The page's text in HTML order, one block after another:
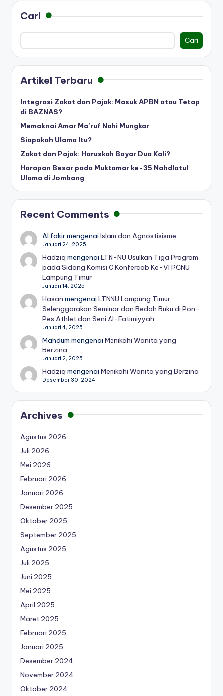
Cari
Cari
Artikel Terbaru
Integrasi Zakat dan Pajak: Masuk APBN atau Tetap
di BAZNAS?
Memaknai Amar Ma’ruf Nahi Mungkar
Siapakah Ulama Itu?
Zakat dan Pajak: Haruskah Bayar Dua Kali?
Harapan Besar pada Muktamar ke-35 Nahdlatul
Ulama di Jombang
Recent Comments
Al fakirmengenaiIslam dan Agnostisisme
Januari 24, 2025
Hadziq mengenaiLTN-NU Usulkan Tiga Program
pada Sidang Komisi C Konfercab Ke-VI PCNU
Lampung Timur
Januari 14, 2025
Hasan mengenaiLTNNU Lampung Timur
Selenggarakan Seminar dan Bedah Buku di Pon-
Pes Athlet dan Seni Al-Fatimiyyah
Januari 4, 2025
Mahdum mengenaiMenikahi Wanita yang
Berzina
Januari 2, 2025
Hadziq mengenaiMenikahi Wanita yang Berzina
Desember 30, 2024
Archives
Agustus 2026
Juli 2026
Mei 2026
Februari 2026
Januari 2026
Desember 2025
Oktober 2025
September 2025
Agustus 2025
Juli 2025
Juni 2025
Mei 2025
April 2025
Maret 2025
Februari 2025
Januari 2025
Desember 2024
November 2024
Oktober 2024